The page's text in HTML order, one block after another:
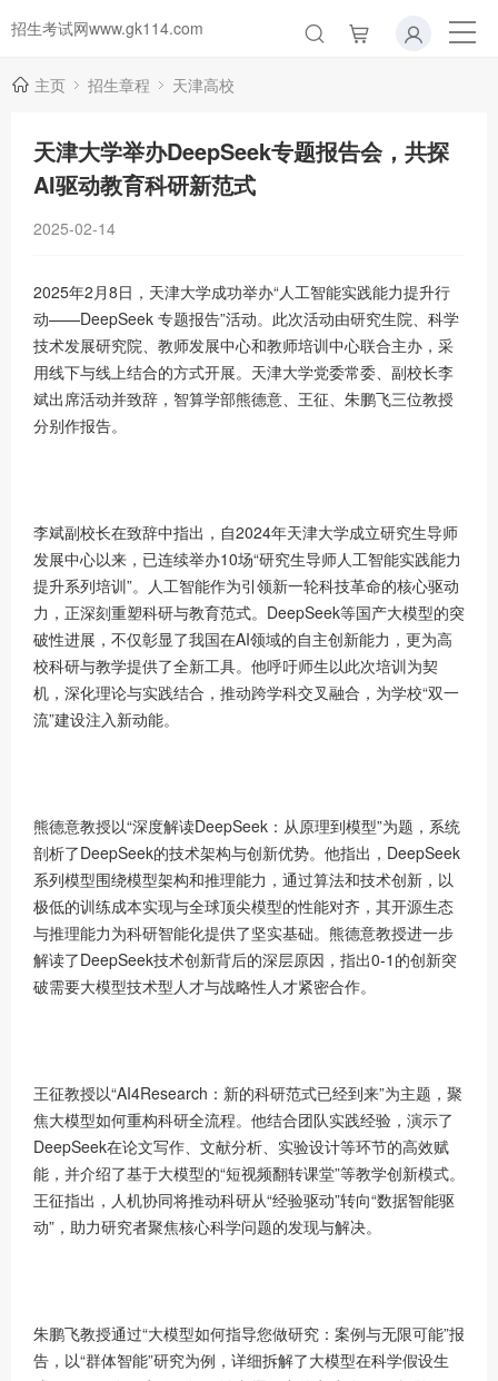
招生考试网www.gk114.com
主页 招生章程 天津高校
天津大学举办DeepSeek专题报告会，共探
AI驱动教育科研新范式
2025-02-14
2025年2月8日，天津大学成功举办“人工智能实践能力提升行
动——DeepSeek 专题报告”活动。此次活动由研究生院、科学
技术发展研究院、教师发展中心和教师培训中心联合主办，采
用线下与线上结合的方式开展。天津大学党委常委、副校长李
斌出席活动并致辞，智算学部熊德意、王征、朱鹏飞三位教授
分别作报告。
李斌副校长在致辞中指出，自2024年天津大学成立研究生导师
发展中心以来，已连续举办10场“研究生导师人工智能实践能力
提升系列培训”。人工智能作为引领新一轮科技革命的核心驱动
力，正深刻重塑科研与教育范式。DeepSeek等国产大模型的突
破性进展，不仅彰显了我国在AI领域的自主创新能力，更为高
校科研与教学提供了全新工具。他呼吁师生以此次培训为契
机，深化理论与实践结合，推动跨学科交叉融合，为学校“双一
流”建设注入新动能。
熊德意教授以“深度解读DeepSeek：从原理到模型”为题，系统
剖析了DeepSeek的技术架构与创新优势。他指出，DeepSeek
系列模型围绕模型架构和推理能力，通过算法和技术创新，以
极低的训练成本实现与全球顶尖模型的性能对齐，其开源生态
与推理能力为科研智能化提供了坚实基础。熊德意教授进一步
解读了DeepSeek技术创新背后的深层原因，指出0-1的创新突
破需要大模型技术型人才与战略性人才紧密合作。
王征教授以“AI4Research：新的科研范式已经到来”为主题，聚
焦大模型如何重构科研全流程。他结合团队实践经验，演示了
DeepSeek在论文写作、文献分析、实验设计等环节的高效赋
能，并介绍了基于大模型的“短视频翻转课堂”等教学创新模式。
王征指出，人机协同将推动科研从“经验驱动”转向“数据智能驱
动”，助力研究者聚焦核心科学问题的发现与解决。
朱鹏飞教授通过“大模型如何指导您做研究：案例与无限可能”报
告，以“群体智能”研究为例，详细拆解了大模型在科学假设生